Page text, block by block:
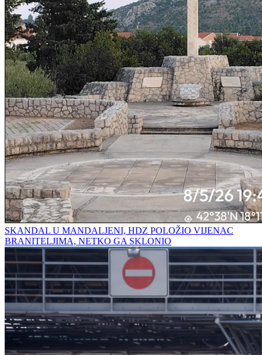
SKANDAL U MANDALJENI, HDZ POLOŽIO VIJENAC
BRANITELJIMA, NETKO GA SKLONIO